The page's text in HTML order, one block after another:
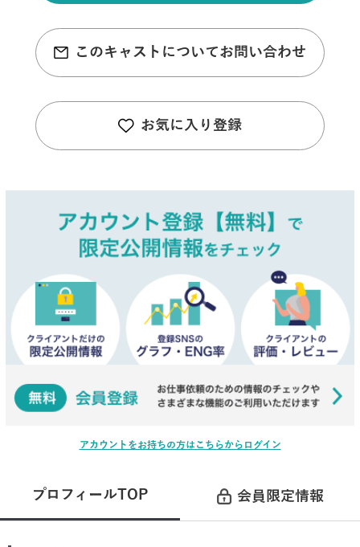
このキャストについてお問い合わせ
お気に入り登録
アカウントをお持ちの方はこちらからログイン
プロフィールTOP 会員限定情報